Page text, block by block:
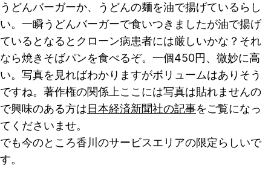
うどんバーガーか、うどんの麺を油で揚げているらし
い。一瞬うどんバーガーで食いつきましたが油で揚げ
ているとなるとクローン病患者には厳しいかな？それ
なら焼きそばパンを食べるぞ。一個450円、微妙に高
い。写真を見ればわかりますがボリュームはありそう
ですね。著作権の関係上ここには写真は貼れませんの
で興味のある方は日本経済新聞社の記事をご覧になっ
てくださいませ。
でも今のところ香川のサービスエリアの限定らしいで
す。